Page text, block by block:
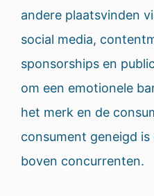
andere plaatsvinden
social media,
sponsorships en
om een emotionele
het merk en de
consument geneigd
boven concurrenten.